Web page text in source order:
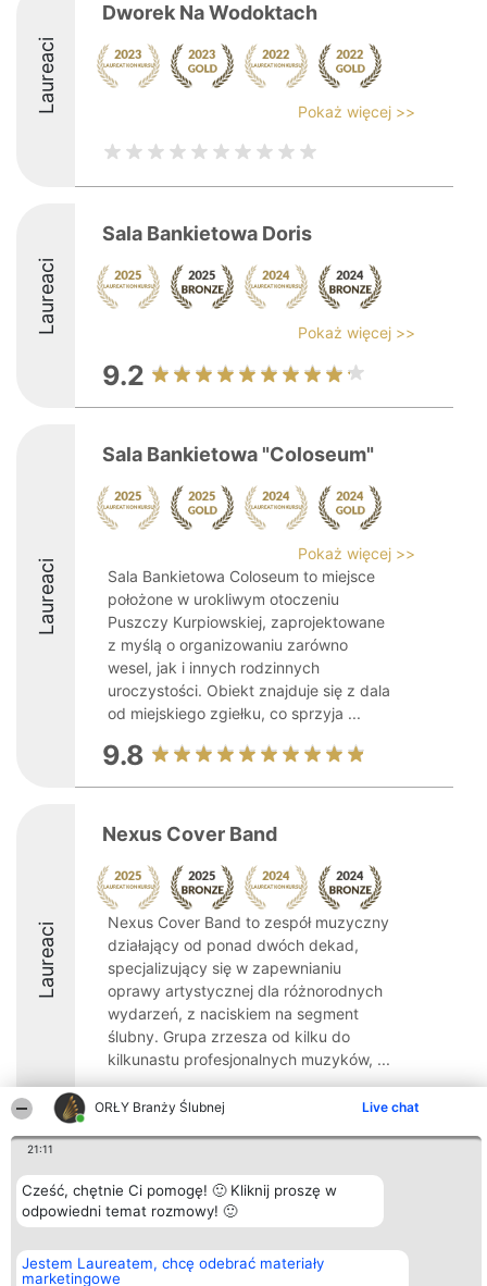
ORŁY Branży Ślubnej Live chat
21:11
Cześć, chętnie Ci pomogę! 🙂 Kliknij proszę w
odpowiedni temat rozmowy! 🙂
Jestem Laureatem, chcę odebrać materiały
marketingowe
Laureaci
Dworek Na Wodoktach
Pokaż więcej >>
Laureaci
Sala Bankietowa Doris
Pokaż więcej >>
9.2
Laureaci
Sala Bankietowa "Coloseum"
Pokaż więcej >>
Sala Bankietowa Coloseum to miejsce
położone w urokliwym otoczeniu
Puszczy Kurpiowskiej, zaprojektowane
z myślą o organizowaniu zarówno
wesel, jak i innych rodzinnych
uroczystości. Obiekt znajduje się z dala
od miejskiego zgiełku, co sprzyja ...
9.8
Laureaci
Nexus Cover Band
Nexus Cover Band to zespół muzyczny
działający od ponad dwóch dekad,
specjalizujący się w zapewnianiu
oprawy artystycznej dla różnorodnych
wydarzeń, z naciskiem na segment
ślubny. Grupa zrzesza od kilku do
kilkunastu profesjonalnych muzyków, ...
9.2
Organizator plebiscytu
Bright Side Solutions sp. z o.
o. sp. k.
ul. Ruska 22
KRS 0000749100 | Regon
381313360 | NIP 8943132676
Plebiscyt
Laureaci
Lista
wszystkich
Zasady
Regulamin
Kontakt
Kontakt